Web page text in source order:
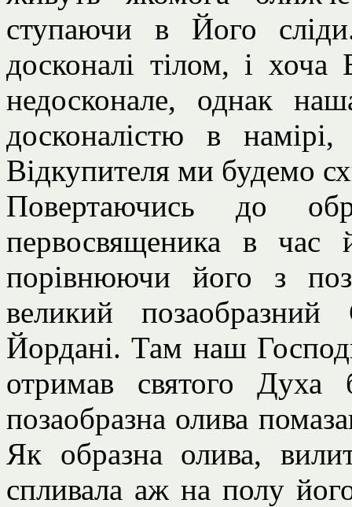
ступаючи в Його
досконалі тілом, і
недосконале, однак
досконалістю в
Відкупителя ми будемо
Повертаючись до
первосвященика в час
порівнюючи його з
великий
Йордані. Там наш
отримав святого Духа
позаобразна олива
Як образна олива,
спливала аж на полу